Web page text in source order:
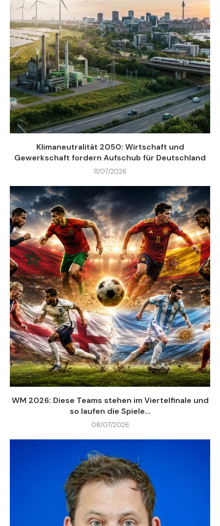
Klimaneutralität 2050: Wirtschaft und
Gewerkschaft fordern Aufschub für Deutschland
11/07/2026
WM 2026: Diese Teams stehen im Viertelfinale und
so laufen die Spiele...
08/07/2026